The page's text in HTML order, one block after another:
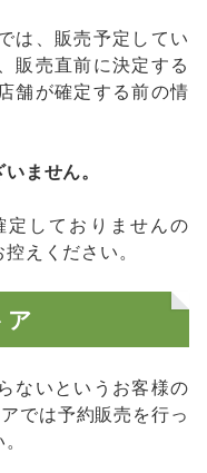
は、販売予定してい
販売直前に決定する
舗が確定する前の情
ません。
定しておりませんの
えください。
ア
ないというお客様の
では予約販売を行っ